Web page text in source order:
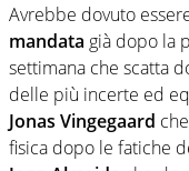
Avrebbe dovuto
mandata già dopo la
settimana che scatta
delle più incerte ed
Jonas Vingegaard
fisica dopo le fatiche